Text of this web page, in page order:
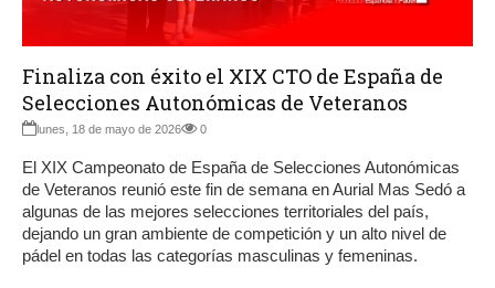
Finaliza con éxito el XIX CTO de España de
Selecciones Autonómicas de Veteranos
lunes, 18 de mayo de 2026 0
El XIX Campeonato de España de Selecciones Autonómicas
de Veteranos reunió este fin de semana en Aurial Mas Sedó a
algunas de las mejores selecciones territoriales del país,
dejando un gran ambiente de competición y un alto nivel de
pádel en todas las categorías masculinas y femeninas.